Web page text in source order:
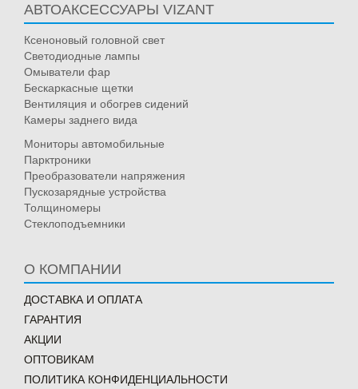
АВТОАКСЕССУАРЫ VIZANT
Ксеноновый головной свет
Светодиодные лампы
Омыватели фар
Бескаркасные щетки
Вентиляция и обогрев сидений
Камеры заднего вида
Мониторы автомобильные
Парктроники
Преобразователи напряжения
Пускозарядные устройства
Толщиномеры
Стеклоподъемники
О КОМПАНИИ
ДОСТАВКА И ОПЛАТА
ГАРАНТИЯ
АКЦИИ
ОПТОВИКАМ
ПОЛИТИКА КОНФИДЕНЦИАЛЬНОСТИ